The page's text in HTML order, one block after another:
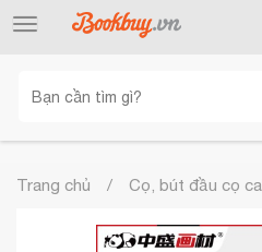
Toggle
Trang chủ Cọ, bút đầu cọ